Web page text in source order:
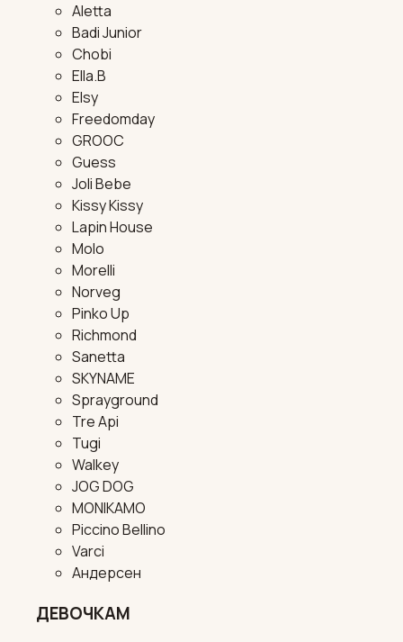
Aletta
Badi Junior
Chobi
Ella.B
Elsy
Freedomday
GROOC
Guess
Joli Bebe
Kissy Kissy
Lapin House
Molo
Morelli
Norveg
Pinko Up
Richmond
Sanetta
SKYNAME
Sprayground
Tre Api
Tugi
Walkey
JOG DOG
MONIKAMO
Piccino Bellino
Varci
Андерсен
ДЕВОЧКАМ